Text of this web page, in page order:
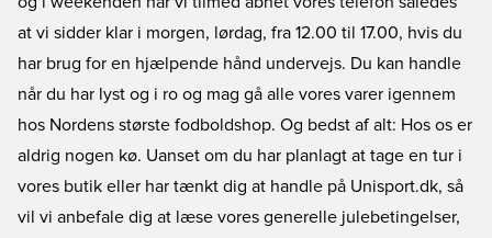
at vi sidder klar i morgen, lørdag, fra 12.00 til 17.00, hvis du
har brug for en hjælpende hånd undervejs. Du kan handle
når du har lyst og i ro og mag gå alle vores varer igennem
hos Nordens største fodboldshop. Og bedst af alt: Hos os er
aldrig nogen kø. Uanset om du har planlagt at tage en tur i
vores butik eller har tænkt dig at handle på Unisport.dk, så
vil vi anbefale dig at læse vores generelle julebetingelser,